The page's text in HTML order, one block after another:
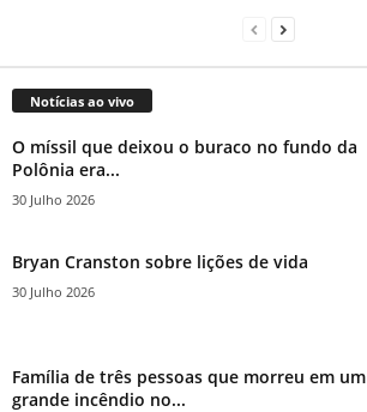
Notícias ao vivo
O míssil que deixou o buraco no fundo da
Polônia era...
30 Julho 2026
Bryan Cranston sobre lições de vida
30 Julho 2026
Família de três pessoas que morreu em um
grande incêndio no...